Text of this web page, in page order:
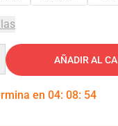
AÑADIR AL
en 04: 08: 53